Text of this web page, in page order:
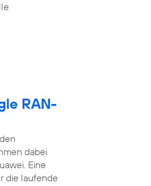
RAN-
dabei
Eine
die laufende